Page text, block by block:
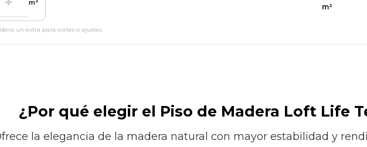
m²
un extra para cortes o ajustes.
m²
¿Por qué elegir el Piso de Madera Loft Life
la elegancia de la madera natural con mayor estabilidad y